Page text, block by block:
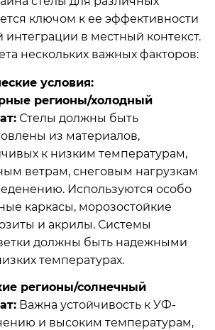
ключом к ее эффективности
в местный контекст.
нескольких важных факторов:
условия:
регионы/холодный
Стелы должны быть
из материалов,
к низким температурам,
ветрам, снеговым нагрузкам
Используются особо
каркасы, морозостойкие
и акрилы. Системы
должны быть надежными
температурах.
регионы/солнечный
Важна устойчивость к УФ-
и высоким температурам,